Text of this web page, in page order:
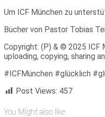
Um ICF München zu
Bücher von Pastor Tobias
Copyright: (P) & © 2025 ICF
uploading, copying, sharing
#ICFMünchen #glücklich
Post Views: 457
You Might also like